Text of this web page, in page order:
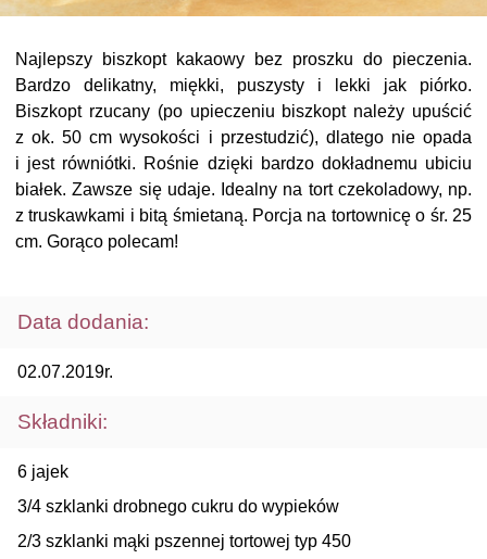
Najlepszy biszkopt kakaowy bez proszku do pieczenia.
Bardzo delikatny, miękki, puszysty i lekki jak piórko.
Biszkopt rzucany (po upieczeniu biszkopt należy upuścić
z ok. 50 cm wysokości i przestudzić), dlatego nie opada
i jest równiótki. Rośnie dzięki bardzo dokładnemu ubiciu
białek. Zawsze się udaje. Idealny na tort czekoladowy, np.
z truskawkami i bitą śmietaną. Porcja na tortownicę o śr. 25
cm. Gorąco polecam!
Data dodania:
02.07.2019r.
Składniki:
6 jajek
3/4 szklanki drobnego cukru do wypieków
2/3 szklanki mąki pszennej tortowej typ 450